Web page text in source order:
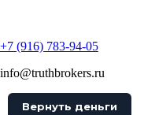
+7 (916) 783-94-05
info@truthbrokers.ru
Вернуть деньги